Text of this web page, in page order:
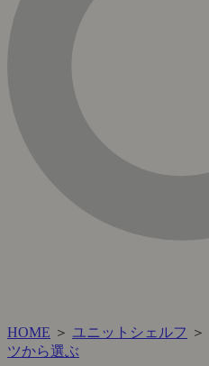
HOME ＞ ユニットシェルフ ＞
ツから選ぶ